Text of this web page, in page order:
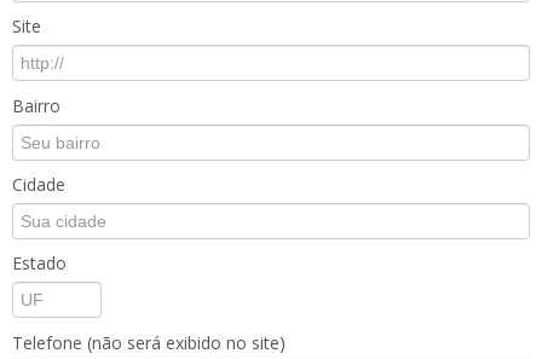
Site
Bairro
Cidade
Estado
Telefone (não será exibido no site)